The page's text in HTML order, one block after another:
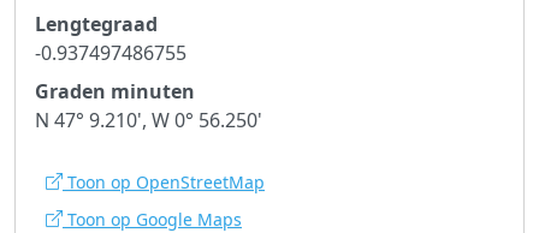
Lengtegraad
-0.937497486755
Graden minuten
N 47° 9.210', W 0° 56.250'
Toon op OpenStreetMap
Toon op Google Maps